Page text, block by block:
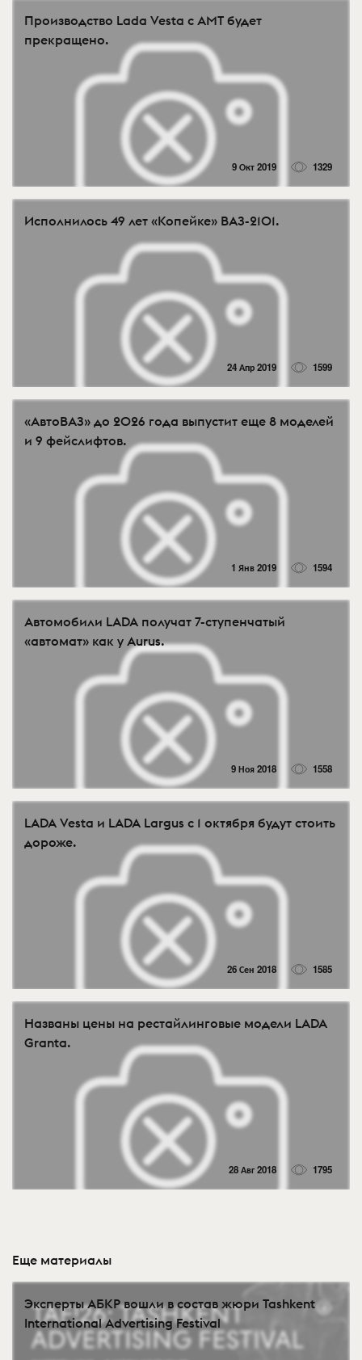
Производство Lada Vesta с АМТ будет
прекращено.
9 Окт 2019 1329
Исполнилось 49 лет «Копейке» ВАЗ-2101.
24 Апр 2019 1599
«АвтоВАЗ» до 2026 года выпустит еще 8 моделей
и 9 фейслифтов.
1 Янв 2019 1594
Автомобили LADA получат 7-ступенчатый
«автомат» как у Aurus.
9 Ноя 2018 1558
LADA Vesta и LADA Largus с 1 октября будут стоить
дороже.
26 Сен 2018 1585
Названы цены на рестайлинговые модели LADA
Granta.
28 Авг 2018 1795
Еще материалы
Эксперты АБКР вошли в состав жюри Tashkent
International Advertising Festival